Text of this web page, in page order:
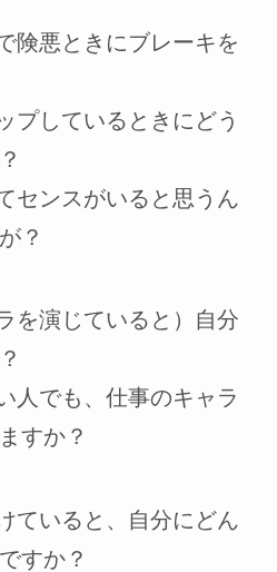
険悪ときにブレーキを
プしているときにどう
センスがいると思うん
？
を演じていると）自分
人でも、仕事のキャラ
すか？
ていると、自分にどん
すか？